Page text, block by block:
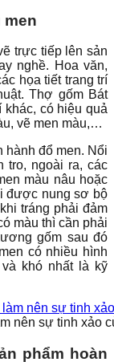
men
trực tiếp lên sản
nghề. Hoa văn,
họa tiết trang trí
Thợ gốm Bát
khác, có hiệu quả
vẽ men màu,…
hành đổ men. Nổi
tro, ngoài ra, các
màu nâu hoặc
được nung sơ bộ
tráng phải đảm
màu thì cần phải
gốm sau đó
có nhiều hình
khó nhất là kỹ
nên sự tinh xảo
phẩm hoàn